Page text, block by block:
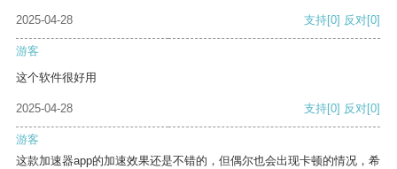
2025-04-28 支持[0] 反对[0]
游客
这个软件很好用
2025-04-28 支持[0] 反对[0]
游客
这款加速器app的加速效果还是不错的，但偶尔也会出现卡顿的情况，希